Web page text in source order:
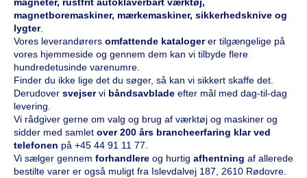
magneter, rustfrit autoklaverbart værktøj,
magnetboremaskiner, mærkemaskiner, sikkerhedsknive og
lygter.
Vores leverandørers omfattende katalogerer tilgængelige på
vores hjemmeside og gennem dem kan vi tilbyde flere
hundredetusinde varenumre.
Finder du ikke lige det du søger, så kan vi sikkert skaffe det.
Derudover svejservi båndsavblade efter mål med dag-til-dag
levering.
Vi rådgiver gerne om valg og brug af værktøj og maskiner og
sidder med samlet over 200 års brancheerfaring klar ved
telefonen på +45 44 91 11 77.
Vi sælger gennem forhandlere og hurtig afhentning af allerede
bestilte varer er også muligt fra Islevdalvej 187, 2610 Rødovre.